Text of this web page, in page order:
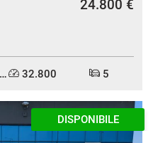
24.800 €
32.800 5
AZIENDALE